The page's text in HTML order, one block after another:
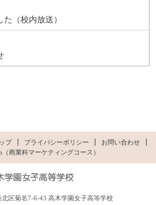
（校内放送）
プ プライバシーポリシー
お問い合わせ
（商業科マーケティングコース）
区菊名7-6-43 高木学園女子高等学校